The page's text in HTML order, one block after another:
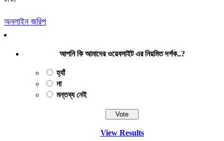
অনলাইন জরিপ
আপনি কি আমাদের ওয়েবসাইট এর নিয়মিত দর্শক..?
হ্যাঁ
না
মন্তব্য নেই
View Results